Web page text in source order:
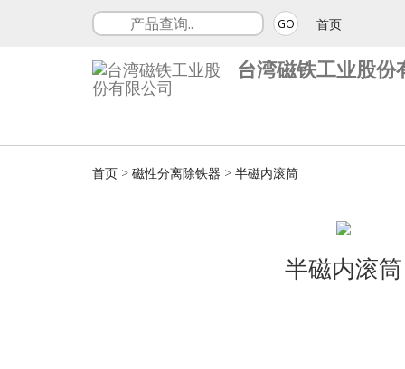
GO 首页
台湾磁铁工业股份
首页 > 磁性分离除铁器 > 半磁内滚筒
半磁内滚筒